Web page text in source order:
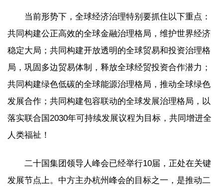
当前形势下，全球经济治理特别要抓住以下重点：
共同构建公正高效的全球金融治理格局，维护世界经济
稳定大局；共同构建开放透明的全球贸易和投资治理格
局，巩固多边贸易体制，释放全球经贸投资合作潜力；
共同构建绿色低碳的全球能源治理格局，推动全球绿色
发展合作；共同构建包容联动的全球发展治理格局，以
落实联合国2030年可持续发展议程为目标，共同增进全
人类福祉！
二十国集团领导人峰会已经举行10届，正处在关键
发展节点上。中方主办杭州峰会的目标之一，是推动二